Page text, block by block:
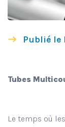
Publié le
Tubes
Le temps où les